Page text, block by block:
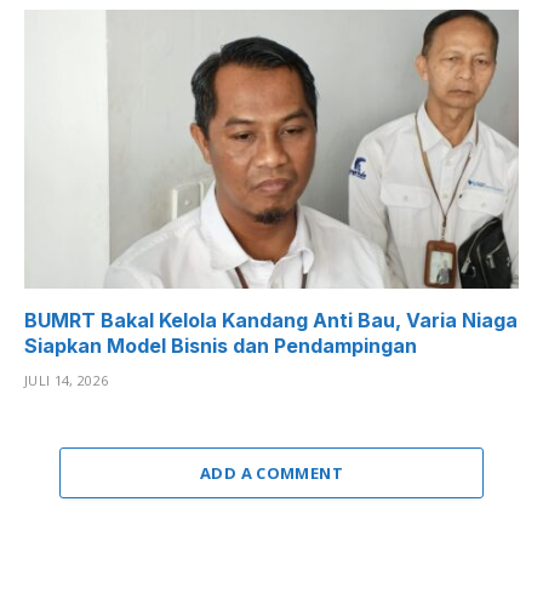
BUMRT Bakal Kelola Kandang Anti Bau, Varia Niaga
Siapkan Model Bisnis dan Pendampingan
JULI 14, 2026
ADD A COMMENT